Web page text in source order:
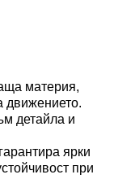
материя,
движението.
детайла и
ярки
при